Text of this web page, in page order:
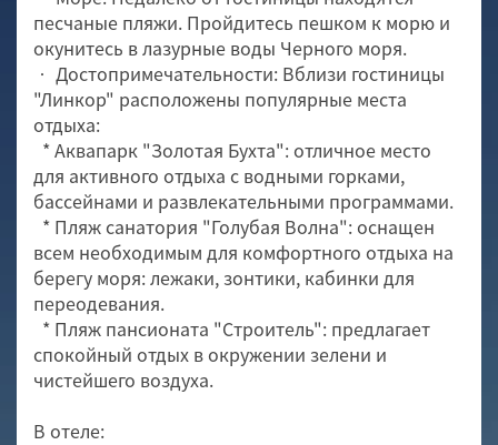
песчаные пляжи. Пройдитесь пешком к морю и
окунитесь в лазурные воды Черного моря.
• Достопримечательности: Вблизи гостиницы
"Линкор" расположены популярные места
отдыха:
* Аквапарк "Золотая Бухта": отличное место
для активного отдыха с водными горками,
бассейнами и развлекательными программами.
* Пляж санатория "Голубая Волна": оснащен
всем необходимым для комфортного отдыха на
берегу моря: лежаки, зонтики, кабинки для
переодевания.
* Пляж пансионата "Строитель": предлагает
спокойный отдых в окружении зелени и
чистейшего воздуха.
В отеле: